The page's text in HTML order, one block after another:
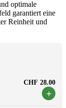
optimale
garantiert eine
Reinheit und
CHF 28.00
+